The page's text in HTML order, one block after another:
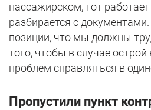
пассажирском, тот
разбирается с
позиции, что мы должны
того, чтобы в случае
проблем справляться в
Пропустили пункт